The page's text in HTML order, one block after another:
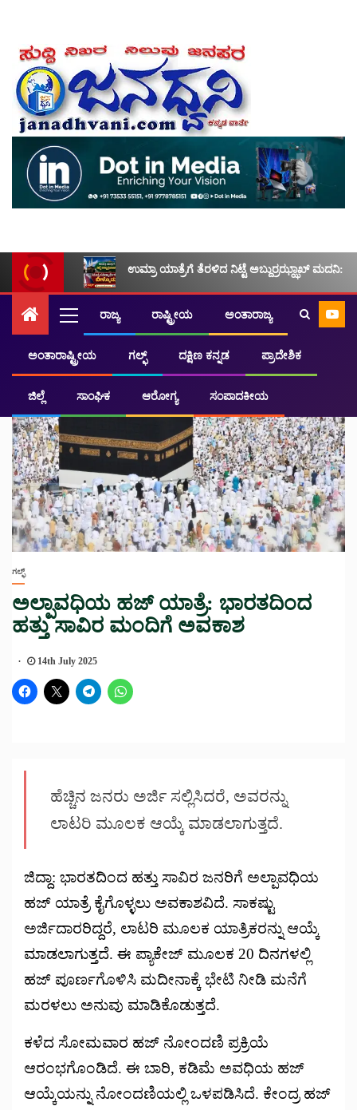
ಉಮ್ರಾ ಯಾತ್ರೆಗೆ ತೆರಳಿದ ನಿಟ್ಟೆ ಅಬ್ದುರ್ರಝ್ಝಾಖ್ ಮದನಿ:
ರಾಜ್ಯ ರಾಷ್ಟ್ರೀಯ ಅಂತಾರಾಜ್ಯ
ಅಂತಾರಾಷ್ಟ್ರೀಯ ಗಲ್ಫ್ ದಕ್ಷಿಣ ಕನ್ನಡ ಪ್ರಾದೇಶಿಕ
ಜಿಲ್ಲೆ ಸಾಂಘಿಕ ಆರೋಗ್ಯ ಸಂಪಾದಕೀಯ
ಗಲ್ಫ್
ಅಲ್ಪಾವಧಿಯ ಹಜ್ ಯಾತ್ರೆ: ಭಾರತದಿಂದ
ಹತ್ತು ಸಾವಿರ ಮಂದಿಗೆ ಅವಕಾಶ
14th July 2025
ಹೆಚ್ಚಿನ ಜನರು ಅರ್ಜಿ ಸಲ್ಲಿಸಿದರೆ, ಅವರನ್ನು
ಲಾಟರಿ ಮೂಲಕ ಆಯ್ಕೆ ಮಾಡಲಾಗುತ್ತದೆ.
ಜಿದ್ದಾ: ಭಾರತದಿಂದ ಹತ್ತು ಸಾವಿರ ಜನರಿಗೆ ಅಲ್ಪಾವಧಿಯ
ಹಜ್ ಯಾತ್ರೆ ಕೈಗೊಳ್ಳಲು ಅವಕಾಶವಿದೆ. ಸಾಕಷ್ಟು
ಅರ್ಜಿದಾರರಿದ್ದರೆ, ಲಾಟರಿ ಮೂಲಕ ಯಾತ್ರಿಕರನ್ನು ಆಯ್ಕೆ
ಮಾಡಲಾಗುತ್ತದೆ. ಈ ಪ್ಯಾಕೇಜ್ ಮೂಲಕ 20 ದಿನಗಳಲ್ಲಿ
ಹಜ್ ಪೂರ್ಣಗೊಳಿಸಿ ಮದೀನಾಕ್ಕೆ ಭೇಟಿ ನೀಡಿ ಮನೆಗೆ
ಮರಳಲು ಅನುವು ಮಾಡಿಕೊಡುತ್ತದೆ.
ಕಳೆದ ಸೋಮವಾರ ಹಜ್ ನೋಂದಣಿ ಪ್ರಕ್ರಿಯೆ
ಆರಂಭಗೊಂಡಿದೆ. ಈ ಬಾರಿ, ಕಡಿಮೆ ಅವಧಿಯ ಹಜ್
ಆಯ್ಕೆಯನ್ನು ನೋಂದಣಿಯಲ್ಲಿ ಒಳಪಡಿಸಿದೆ. ಕೇಂದ್ರ ಹಜ್